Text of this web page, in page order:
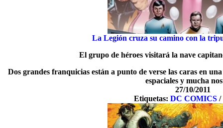
La Legión cruza su camino con la
El grupo de héroes visitará la nave
Dos grandes franquicias están a punto de verse las caras en
espaciales y mucha
27/10/2011
Etiquetas: DC COMICS /